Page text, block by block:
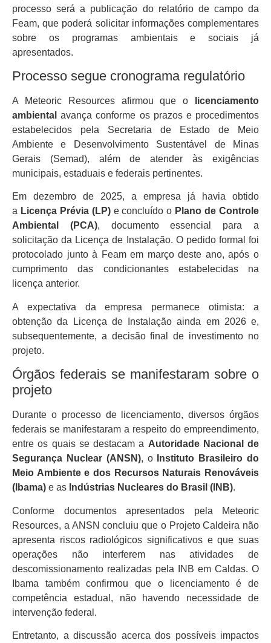
processo será a publicação do relatório de campo da
Feam, que poderá solicitar informações complementares
sobre os programas ambientais e sociais já
apresentados.
Processo segue cronograma regulatório
A Meteoric Resources afirmou que o
licenciamento
ambiental avança conforme os prazos e procedimentos
estabelecidos pela Secretaria de Estado de Meio
Ambiente e Desenvolvimento Sustentável de Minas
Gerais (Semad), além de atender às exigências
municipais, estaduais e federais pertinentes.
Em dezembro de 2025, a empresa já havia obtido
a Licença Prévia (LP)e concluído o Plano de Controle
Ambiental (PCA), documento essencial para a
solicitação da Licença de Instalação. O pedido formal foi
protocolado junto à Feam em março deste ano, após o
cumprimento das condicionantes estabelecidas na
licença anterior.
A expectativa da empresa permanece otimista: a
obtenção da Licença de Instalação ainda em 2026 e,
subsequentemente, a decisão final de investimento no
projeto.
Órgãos federais se manifestaram sobre o
projeto
Durante o processo de licenciamento, diversos órgãos
federais se manifestaram a respeito do empreendimento,
entre os quais se destacam a Autoridade Nacional de
Segurança Nuclear (ANSN), o
Instituto Brasileiro do
Meio Ambiente e dos Recursos Naturais Renováveis
(Ibama) e as Indústrias Nucleares do Brasil (INB).
Conforme documentos apresentados pela Meteoric
Resources, a ANSN concluiu que o Projeto Caldeira não
apresenta riscos radiológicos significativos e que suas
operações não interferem nas atividades de
descomissionamento realizadas pela INB em Caldas. O
Ibama também confirmou que o licenciamento é de
competência estadual, não havendo necessidade de
intervenção federal.
Entretanto, a discussão acerca dos possíveis impactos